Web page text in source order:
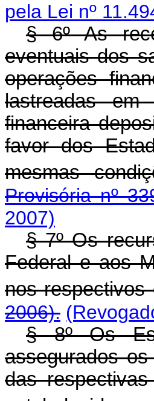
pela Lei nº
§ 6º As
eventuais dos
operações
lastreadas
financeira
favor dos
mesmas
Provisória nº
2007)
§ 7º Os
Federal e aos
nos
2006).
§ 8º Os
assegurados
das